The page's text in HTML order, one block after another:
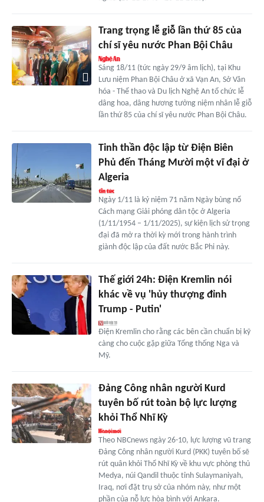
Trang trọng lễ giỗ lần thứ 85 của
chí sĩ yêu nước Phan Bội Châu
Sáng 18/11 (tức ngày 29/9 âm lịch), tại Khu
Lưu niệm Phan Bội Châu ở xã Vạn An, Sở Văn
hóa - Thể thao và Du lịch Nghệ An tổ chức lễ
dâng hoa, dâng hương tưởng niệm nhân lễ giỗ
lần thứ 85 của chí sĩ yêu nước Phan Bội Châu.
Tinh thần độc lập từ Điện Biên
Phủ đến Tháng Mười một vĩ đại ở
Algeria
Ngày 1/11 là kỷ niệm 71 năm Ngày bùng nổ
Cách mạng Giải phóng dân tộc ở Algeria
(1/11/1954 – 1/11/2025), sự kiện lịch sử trọng
đại đã mở ra thời kỳ mới trong hành trình
giành độc lập của đất nước Bắc Phi này.
Thế giới 24h: Điện Kremlin nói
khác về vụ 'hủy thượng đỉnh
Trump - Putin'
Điện Kremlin cho rằng các bên cần chuẩn bị kỹ
càng cho cuộc gặp giữa Tổng thống Nga và
Mỹ.
Đảng Công nhân người Kurd
tuyên bố rút toàn bộ lực lượng
khỏi Thổ Nhĩ Kỳ
Theo NBCnews ngày 26-10, lực lượng vũ trang
Đảng Công nhân người Kurd (PKK) tuyên bố sẽ
rút quân khỏi Thổ Nhĩ Kỳ về khu vực phòng thủ
Medya, núi Qandil thuộc tỉnh Sulaymaniyah,
Iraq, nơi đặt trụ sở của nhóm này, như một
phần của nỗ lực hòa bình với Ankara.